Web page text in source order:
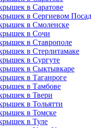
в Саратове
в Сергиевом
в Смоленске
в Сочи
в Ставрополе
в Стерлитамаке
в Сургуте
в Сыктывкаре
в Таганроге
в Тамбове
в Твери
в Тольятти
в Томске
в Туле